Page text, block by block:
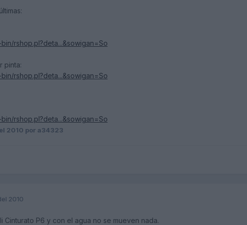
rshop.pl?deta...&sowigan=So
pinta:
rshop.pl?deta...&sowigan=So
rshop.pl?deta...&sowigan=So
2010 por a34323
2010
Cinturato P6 y con el agua no se mueven nada.